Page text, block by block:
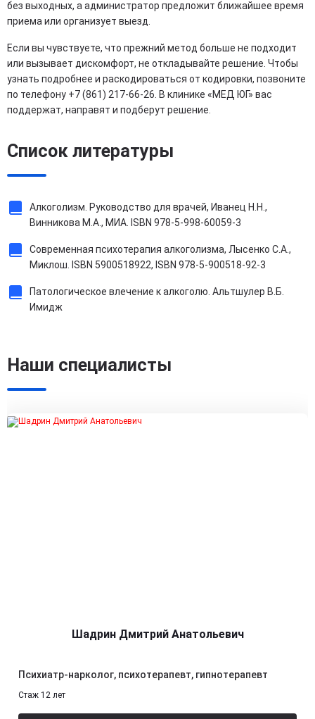
без выходных, а администратор предложит ближайшее время
приема или организует выезд.
Если вы чувствуете, что прежний метод больше не подходит
или вызывает дискомфорт, не откладывайте решение. Чтобы
узнать подробнее и раскодироваться от кодировки, позвоните
по телефону +7 (861) 217-66-26. В клинике «МЕД ЮГ» вас
поддержат, направят и подберут решение.
Список литературы
Алкоголизм. Руководство для врачей, Иванец Н.Н.,
Винникова М.А., МИА. ISBN 978-5-998-60059-3
Современная психотерапия алкоголизма, Лысенко С.А.,
Миклош. ISBN 5900518922, ISBN 978-5-900518-92-3
Патологическое влечение к алкоголю. Альтшулер В.Б.
Имидж
Наши специалисты
Шадрин Дмитрий Анатольевич
Психиатр-нарколог, психотерапевт, гипнотерапевт
Стаж 12 лет